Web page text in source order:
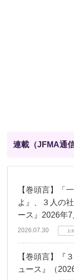
連載（JFMA通信
【巻頭言】「
よ』、３人の
ース』2026年
2026.07.30 お
【巻頭言】『
ュース』（